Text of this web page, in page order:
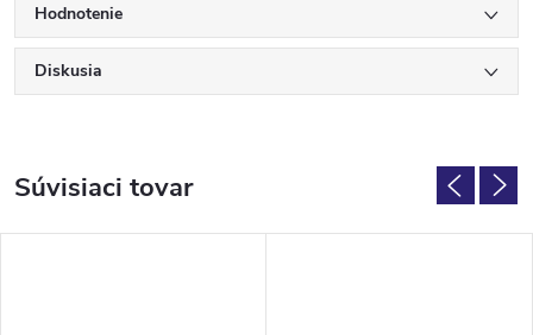
Hodnotenie
Diskusia
Súvisiaci tovar